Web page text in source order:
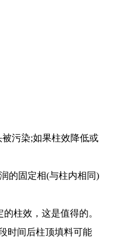
污染;如果柱效降低或
的固定相(与柱内相同)
柱效，这是值得的。
时间后柱顶填料可能